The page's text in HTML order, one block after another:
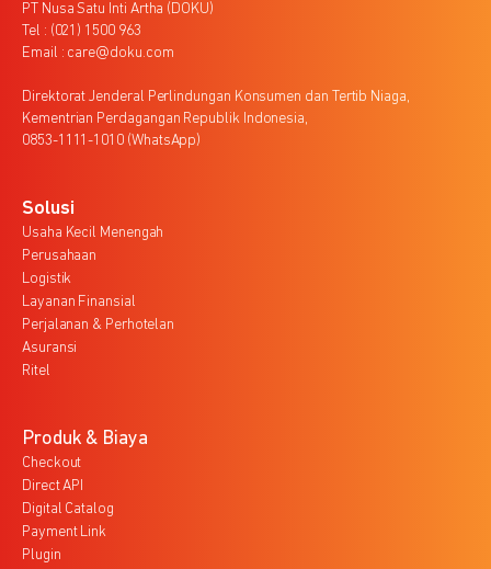
PT Nusa Satu Inti Artha (DOKU)
Tel : (021) 1500 963
Email : care@doku.com
Direktorat Jenderal Perlindungan Konsumen dan Tertib Niaga,
Kementrian Perdagangan Republik Indonesia,
0853-1111-1010 (WhatsApp)
Solusi
Usaha Kecil Menengah
Perusahaan
Logistik
Layanan Finansial
Perjalanan & Perhotelan
Asuransi
Ritel
Produk & Biaya
Checkout
Direct API
Digital Catalog
Payment Link
Plugin